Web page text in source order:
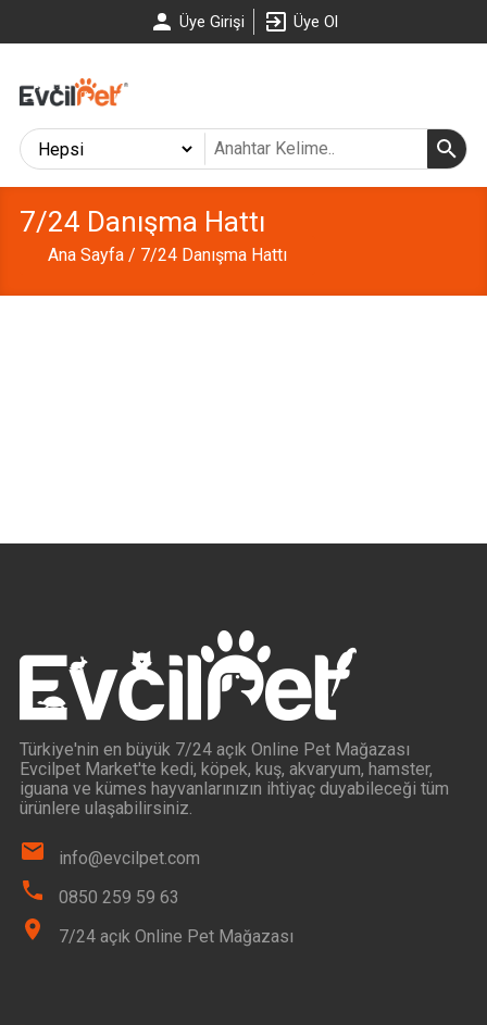
Üye Girişi Üye Ol
7/24 Danışma Hattı
Ana Sayfa/ 7/24 Danışma Hattı
Türkiye'nin en büyük 7/24 açık Online Pet Mağazası
Evcilpet Market'te kedi, köpek, kuş, akvaryum, hamster,
iguana ve kümes hayvanlarınızın ihtiyaç duyabileceği tüm
ürünlere ulaşabilirsiniz.
info@evcilpet.com
0850 259 59 63
7/24 açık Online Pet Mağazası